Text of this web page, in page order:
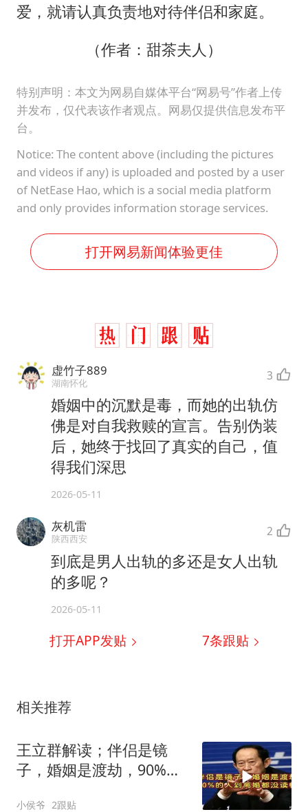
爱，就请认真负责地对待伴侣和家庭。
（作者：甜茶夫人）
特别声明：本文为网易自媒体平台“网易号”作者上传
并发布，仅代表该作者观点。网易仅提供信息发布平
台。
Notice: The content above (including the pictures
and videos if any) is uploaded and posted by a user
of NetEase Hao, which is a social media platform
and only provides information storage services.
打开网易新闻体验更佳
虚竹子889
湖南怀化 3
婚姻中的沉默是毒，而她的出轨仿
佛是对自我救赎的宣言。告别伪装
后，她终于找回了真实的自己，值
得我们深思
2026-05-11
灰机雷
陕西西安 2
到底是男人出轨的多还是女人出轨
的多呢？
2026-05-11
打开APP发贴 7条跟贴
相关推荐
王立群解读；伴侣是镜
子，婚姻是渡劫，90%的
小侯爷 2跟贴